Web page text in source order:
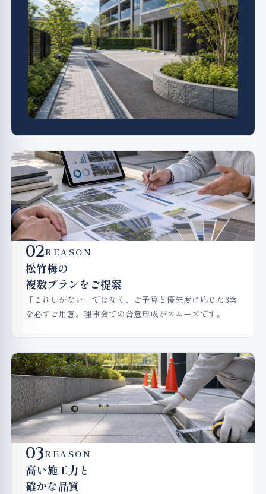
02REASON
松竹梅の
複数プランをご提案
「これしかない」ではなく、ご予算と優先度に応じた3案
を必ずご用意。理事会での合意形成がスムーズです。
03REASON
高い施工力と
確かな品質